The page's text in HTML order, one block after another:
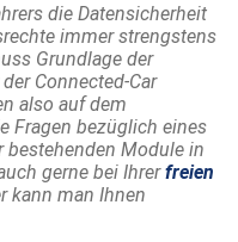
die Datensicherheit
immer strengstens
Grundlage der
Connected-Car
also auf dem
Fragen bezüglich eines
bestehenden Module in
gerne bei Ihrerfreien
kann man Ihnen